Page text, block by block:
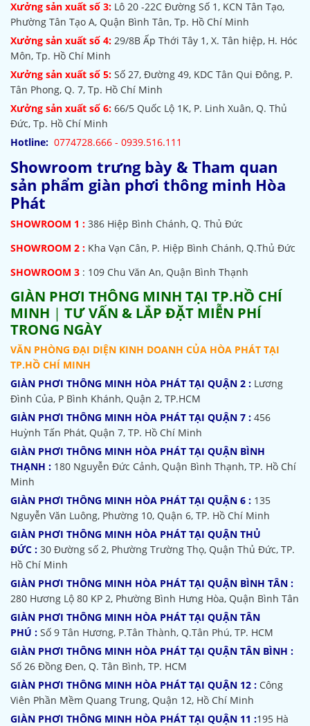
Xưởng sản xuất số 3: Lô 20 -22C Đường Số 1, KCN Tân Tạo,
Phường Tân Tạo A, Quận Bình Tân, Tp. Hồ Chí Minh
Xưởng sản xuất số 4: 29/8B Ấp Thới Tây 1, X. Tân hiệp, H. Hóc
Môn, Tp. Hồ Chí Minh
Xưởng sản xuất số 5: Số 27, Đường 49, KDC Tân Qui Đông, P.
Tân Phong, Q. 7, Tp. Hồ Chí Minh
Xưởng sản xuất số 6: 66/5 Quốc Lộ 1K, P. Linh Xuân, Q. Thủ
Đức, Tp. Hồ Chí Minh
Hotline: 0774728.666 - 0939.516.111
Showroom trưng bày & Tham quan
sản phẩm giàn phơi thông minh Hòa
Phát
SHOWROOM 1 : 386 Hiệp Bình Chánh, Q. Thủ Đức
SHOWROOM 2 : Kha Vạn Cân, P. Hiệp Bình Chánh, Q.Thủ Đức
SHOWROOM 3 : 109 Chu Văn An, Quận Bình Thạnh
GIÀN PHƠI THÔNG MINH TẠI TP.HỒ CHÍ
MINH | TƯ VẤN & LẮP ĐẶT MIỄN PHÍ
TRONG NGÀY
VĂN PHÒNG ĐẠI DIỆN KINH DOANH CỦA HÒA PHÁT TẠI
TP.HỒ CHÍ MINH
GIÀN PHƠI THÔNG MINH HÒA PHÁT TẠI QUẬN 2 : Lương
Đình Của, P Bình Khánh, Quận 2, TP.HCM
GIÀN PHƠI THÔNG MINH HÒA PHÁT TẠI QUẬN 7 : 456
Huỳnh Tấn Phát, Quận 7, TP. Hồ Chí Minh
GIÀN PHƠI THÔNG MINH HÒA PHÁT TẠI QUẬN BÌNH
THẠNH : 180 Nguyễn Đức Cảnh, Quận Bình Thạnh, TP. Hồ Chí
Minh
GIÀN PHƠI THÔNG MINH HÒA PHÁT TẠI QUẬN 6 : 135
Nguyễn Văn Luông, Phường 10, Quận 6, TP. Hồ Chí Minh
GIÀN PHƠI THÔNG MINH HÒA PHÁT TẠI QUẬN THỦ
ĐỨC : 30 Đường số 2, Phường Trường Thọ, Quận Thủ Đức, TP.
Hồ Chí Minh
GIÀN PHƠI THÔNG MINH HÒA PHÁT TẠI QUẬN BÌNH TÂN :
280 Hương Lộ 80 KP 2, Phường Bình Hưng Hòa, Quận Bình Tân
GIÀN PHƠI THÔNG MINH HÒA PHÁT TẠI QUẬN TÂN
PHÚ : Số 9 Tân Hương, P.Tân Thành, Q.Tân Phú, TP. HCM
GIÀN PHƠI THÔNG MINH HÒA PHÁT TẠI QUẬN TÂN BÌNH :
Số 26 Đồng Đen, Q. Tân Bình, TP. HCM
GIÀN PHƠI THÔNG MINH HÒA PHÁT TẠI QUẬN 12 : Công
Viên Phần Mềm Quang Trung, Quận 12, Hồ Chí Minh
GIÀN PHƠI THÔNG MINH HÒA PHÁT TẠI QUẬN 11 :195 Hà